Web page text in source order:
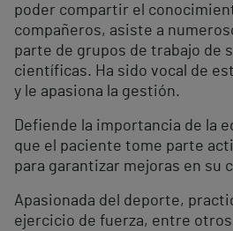
poder compartir el
compañeros, asiste a
parte de grupos de trabajo de
científicas. Ha sido vocal de
y le apasiona la gestión.
Defiende la importancia de la
que el paciente tome parte
para garantizar mejoras en su
Apasionada del deporte,
ejercicio de fuerza, entre otros